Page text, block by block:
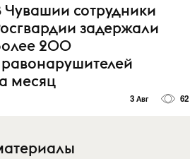
Чувашии сотрудники
задержали
200
месяц
3 Авг 62